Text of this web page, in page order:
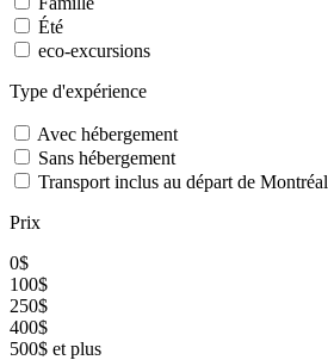
Été
eco-excursions
Type d'expérience
Avec hébergement
Sans hébergement
Transport inclus au départ de Montréal
Prix
0$
100$
250$
400$
500$ et plus